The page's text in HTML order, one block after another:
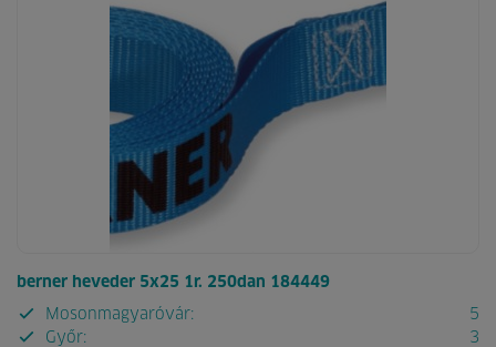
berner heveder 5x25 1r. 250dan 184449
Mosonmagyaróvár:
5
Győr:
3